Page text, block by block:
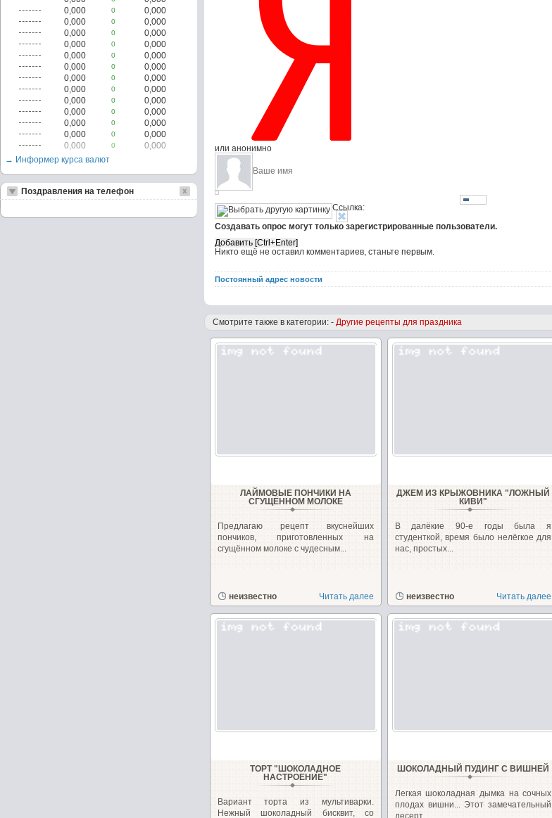
или анонимно
Ссылка:
Создавать опрос могут только зарегистрированные пользователи.
Никто ещё не оставил комментариев, станьте первым.
Постоянный адрес новости
Смотрите также в категории: -Другие рецепты для праздника
ЛАЙМОВЫЕ ПОНЧИКИ НА
СГУЩЁННОМ МОЛОКЕ
Предлагаю рецепт вкуснейших
пончиков, приготовленных на
сгущённом молоке с чудесным...
неизвестно Читать далее
ДЖЕМ ИЗ КРЫЖОВНИКА "ЛОЖНЫЙ
КИВИ"
В далёкие 90-е годы была я
студенткой, время было нелёгкое для
нас, простых...
неизвестно Читать далее
ТОРТ "ШОКОЛАДНОЕ
НАСТРОЕНИЕ"
Вариант торта из мультиварки.
Нежный шоколадный бисквит, со
ШОКОЛАДНЫЙ ПУДИНГ С ВИШНЕЙ
Легкая шоколадная дымка на сочных
плодах вишни... Этот замечательный
десерт...
0,000
0
0,000
0,000
0
0,000
0,000
0
0,000
0,000
0
0,000
0,000
0
0,000
0,000
0
0,000
0,000
0
0,000
0,000
0
0,000
0,000
0
0,000
0,000
0
0,000
0,000
0
0,000
0,000
0
0,000
0,000
0
0,000
→ Информер курса валют
Поздравления на телефон